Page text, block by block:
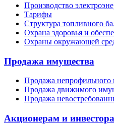
Производство
Тарифы
Структура топливного
Охрана здоровья и
Охраны окружающей
Продажа имущества
Продажа
Продажа движимого
Продажа
Акционерам и